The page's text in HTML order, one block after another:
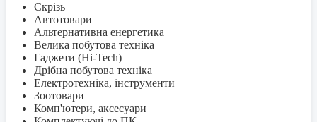
Скрізь
Автотовари
Альтернативна енергетика
Велика побутова техніка
Гаджети (Hi-Tech)
Дрібна побутова техніка
Електротехніка, інструменти
Зоотовари
Комп'ютери, аксесуари